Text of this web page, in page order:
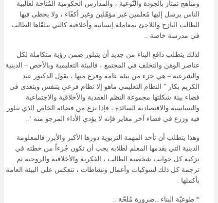
ومناهج تمتاز بالجودة والنّوعية ، والمدارس الحكومية المُتاحة لغالبية
الناس يرسل إليها مُعلمين غير مؤهّلين وغير أكفّاء ، ولا يحظى فيها
الطالب النازح واللاجئ بمعاملة إنسانية وأخلاقية كالتي يتلقّاها الطالب
في مدرسة خاصة ..
لذلك يتطلب دافع البناء من جديد أن يتبلور ضمن رؤية متكاملة لكل
عناصر الوهن والتخلف في المجتمع ، فالبيئة التعليمية وبالأخص – الدينية
والشرعية – هي جزء من بيئة عامة وفرع منها ، يقول الدكتور عبد
الكريم بكار ” النظام التعليمي ماهو إلا نظام فرعي يتنفس ويتغذى في
فضاء بيئة شكلتها مجموعة النظم العقدية والأخلاقية والاجتماعية
والسياسية والاقتصادية السائدة ، فإذا نزع من فضائه الخاص الذي تبلور
فيه وزرع في فضاء آخر مغاير فإنه لا يؤدي الأداء المرجو منه ‘..
وهذا يتطلب أن تأخذ المهمة التربوية دورها الأكبر والأبرز فالمعلومة
الدينية التي يقدمها المعلم لطلابه يجب أن تكون جُزءاً من خطته في
تزكية كل جوانب شخصية الطالب ، الفكرية والأخلاقية والروحية ثم
ترجمة كل ذلك لسوكيات وأعمال ونشاطات ، تنعكس على البيئة العامة
بأكملها .
* طوعيّة البناء ..ضرورة مُلحّة ..